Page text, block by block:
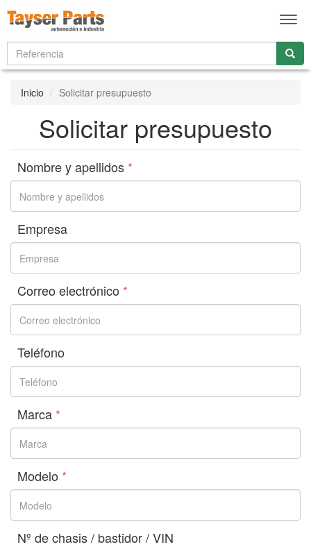
Inicio Solicitar presupuesto
Solicitar presupuesto
Nombre y apellidos *
Empresa
Correo electrónico *
Teléfono
Marca *
Modelo *
Nº de chasis / bastidor / VIN